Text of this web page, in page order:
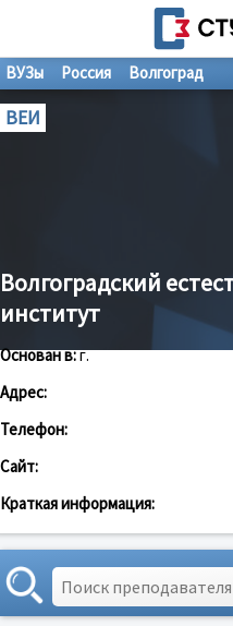
ВУЗы Россия Волгоград
ВЕИ
Волгоградский
институт
Основан в:г.
Адрес:
Телефон:
Сайт:
Краткая информация: